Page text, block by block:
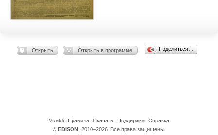
Открыть Открыть в программе Поделиться…
© EDISON , 2010–2026. Все права защищены.
Vivaldi Правила Скачать Поддержка Справка